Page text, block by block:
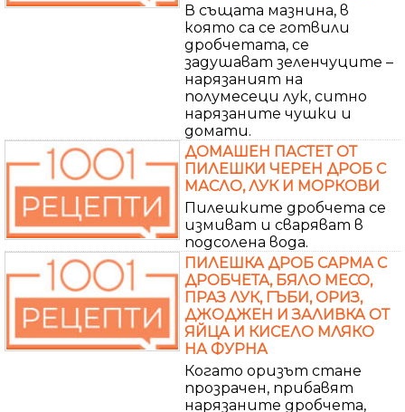
В същата мазнина, в
която са се готвили
дробчетата, се
задушават зеленчуците –
нарязаният на
полумесеци лук, ситно
нарязаните чушки и
домати.
ДОМАШЕН ПАСТЕТ ОТ
ПИЛЕШКИ ЧЕРЕН ДРОБ С
МАСЛО, ЛУК И МОРКОВИ
Пилешките дробчета се
измиват и сваряват в
подсолена вода.
ПИЛЕШКА ДРОБ САРМА С
ДРОБЧЕТА, БЯЛО МЕСО,
ПРАЗ ЛУК, ГЪБИ, ОРИЗ,
ДЖОДЖЕН И ЗАЛИВКА ОТ
ЯЙЦА И КИСЕЛО МЛЯКО
НА ФУРНА
Когато оризът стане
прозрачен, прибавят
нарязаните дробчета,